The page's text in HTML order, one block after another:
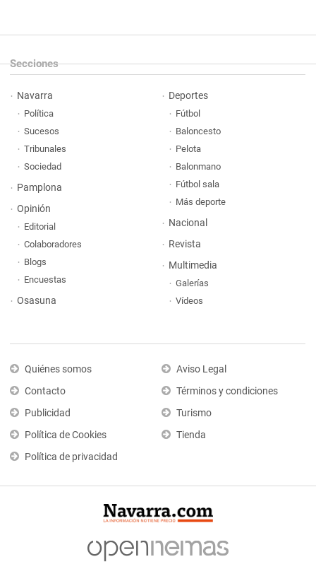
Secciones
Navarra
Política
Sucesos
Tribunales
Sociedad
Pamplona
Opinión
Editorial
Colaboradores
Blogs
Encuestas
Osasuna
Deportes
Fútbol
Baloncesto
Pelota
Balonmano
Fútbol sala
Más deporte
Nacional
Revista
Multimedia
Galerías
Vídeos
Quiénes somos
Contacto
Publicidad
Política de Cookies
Política de privacidad
Aviso Legal
Términos y condiciones
Turismo
Tienda